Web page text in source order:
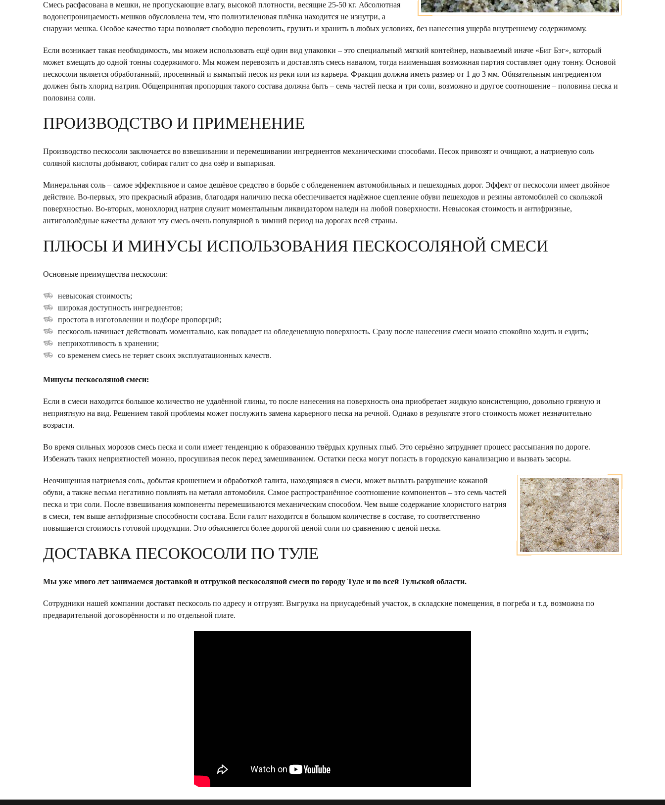
Смесь расфасована в мешки, не пропускающие влагу, высокой плотности, весящие 25-50 кг. Абсолютная
водонепроницаемость мешков обусловлена тем, что полиэтиленовая плёнка находится не изнутри, а
снаружи мешка. Особое качество тары позволяет свободно перевозить, грузить и хранить в любых условиях, без нанесения ущерба внутреннему содержимому.
Если возникает такая необходимость, мы можем использовать ещё один вид упаковки – это специальный мягкий контейнер, называемый иначе «Биг Бэг», который
может вмещать до одной тонны содержимого. Мы можем перевозить и доставлять смесь навалом, тогда наименьшая возможная партия составляет одну тонну. Основой
пескосоли является обработанный, просеянный и вымытый песок из реки или из карьера. Фракция должна иметь размер от 1 до 3 мм. Обязательным ингредиентом
должен быть хлорид натрия. Общепринятая пропорция такого состава должна быть – семь частей песка и три соли, возможно и другое соотношение – половина песка и
половина соли.
ПРОИЗВОДСТВО И ПРИМЕНЕНИЕ
Производство пескосоли заключается во взвешивании и перемешивании ингредиентов механическими способами. Песок привозят и очищают, а натриевую соль
соляной кислоты добывают, собирая галит со дна озёр и выпаривая.
Минеральная соль – самое эффективное и самое дешёвое средство в борьбе с обледенением автомобильных и пешеходных дорог. Эффект от пескосоли имеет двойное
действие. Во-первых, это прекрасный абразив, благодаря наличию песка обеспечивается надёжное сцепление обуви пешеходов и резины автомобилей со скользкой
поверхностью. Во-вторых, монохлорид натрия служит моментальным ликвидатором наледи на любой поверхности. Невысокая стоимость и антифризные,
антигололёдные качества делают эту смесь очень популярной в зимний период на дорогах всей страны.
ПЛЮСЫ И МИНУСЫ ИСПОЛЬЗОВАНИЯ ПЕСКОСОЛЯНОЙ СМЕСИ
Основные преимущества пескосоли:
невысокая стоимость;
широкая доступность ингредиентов;
простота в изготовлении и подборе пропорций;
пескосоль начинает действовать моментально, как попадает на обледеневшую поверхность. Сразу после нанесения смеси можно спокойно ходить и ездить;
неприхотливость в хранении;
со временем смесь не теряет своих эксплуатационных качеств.
Минусы пескосоляной смеси:
Если в смеси находится большое количество не удалённой глины, то после нанесения на поверхность она приобретает жидкую консистенцию, довольно грязную и
неприятную на вид. Решением такой проблемы может послужить замена карьерного песка на речной. Однако в результате этого стоимость может незначительно
возрасти.
Во время сильных морозов смесь песка и соли имеет тенденцию к образованию твёрдых крупных глыб. Это серьёзно затрудняет процесс рассыпания по дороге.
Избежать таких неприятностей можно, просушивая песок перед замешиванием. Остатки песка могут попасть в городскую канализацию и вызвать засоры.
Неочищенная натриевая соль, добытая крошением и обработкой галита, находящаяся в смеси, может вызвать разрушение кожаной
обуви, а также весьма негативно повлиять на металл автомобиля. Самое распространённое соотношение компонентов – это семь частей
песка и три соли. После взвешивания компоненты перемешиваются механическим способом. Чем выше содержание хлористого натрия
в смеси, тем выше антифризные способности состава. Если галит находится в большом количестве в составе, то соответственно
повышается стоимость готовой продукции. Это объясняется более дорогой ценой соли по сравнению с ценой песка.
ДОСТАВКА ПЕСОКОСОЛИ ПО ТУЛЕ
Мы уже много лет занимаемся доставкой и отгрузкой пескосоляной смеси по городу Туле и по всей Тульской области.
Сотрудники нашей компании доставят пескосоль по адресу и отгрузят. Выгрузка на приусадебный участок, в складские помещения, в погреба и т.д. возможна по
предварительной договорённости и по отдельной плате.